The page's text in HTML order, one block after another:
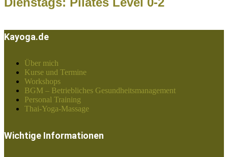
Kayoga.de
Über mich
Kurse und Termine
Workshops
BGM – Betriebliches Gesundheitsmanagement
Personal Training
Thai-Yoga-Massage
Wichtige Informationen